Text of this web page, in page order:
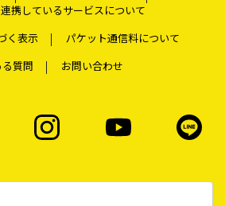
携しているサービスについて
く表示
パケット通信料について
質問
お問い合わせ